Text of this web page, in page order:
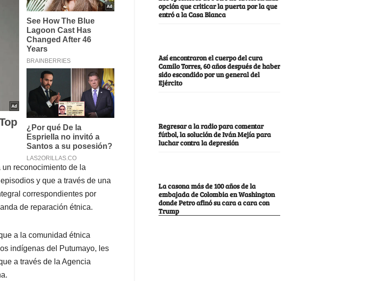
reconocimiento de la
y que a través de una
correspondientes por
de reparación étnica.
a la comunidad étnica
indígenas del Putumayo, les
a través de la Agencia
opción que criticar la puerta por la que
entró a la Casa Blanca
Así encontraron el cuerpo del cura
Camilo Torres, 60 años después de haber
sido escondido por un general del
Ejército
Regresar a la radio para comentar
fútbol, la solución de Iván Mejía para
luchar contra la depresión
La casona más de 100 años de la
embajada de Colombia en Washington
donde Petro afinó su cara a cara con
Trump